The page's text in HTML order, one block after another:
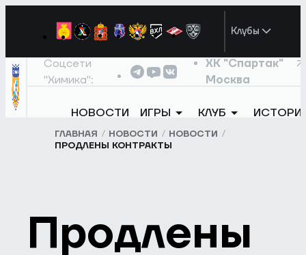
Клубы
Соцсети
"Химика":
ХК "Спартак"
Москва
НОВОСТИ ИГРЫ КЛУБ
ГЛАВНАЯ НОВОСТИ
НОВОСТИ
ПРОДЛЕНЫ КОНТРАКТЫ
Продлены